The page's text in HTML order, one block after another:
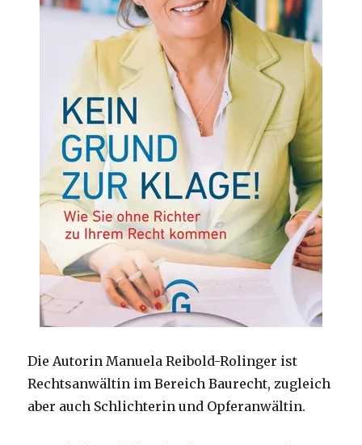
Die Autorin Manuela Reibold-Rolinger ist
Rechtsanwältin im Bereich Baurecht, zugleich
aber auch Schlichterin und Opferanwältin.